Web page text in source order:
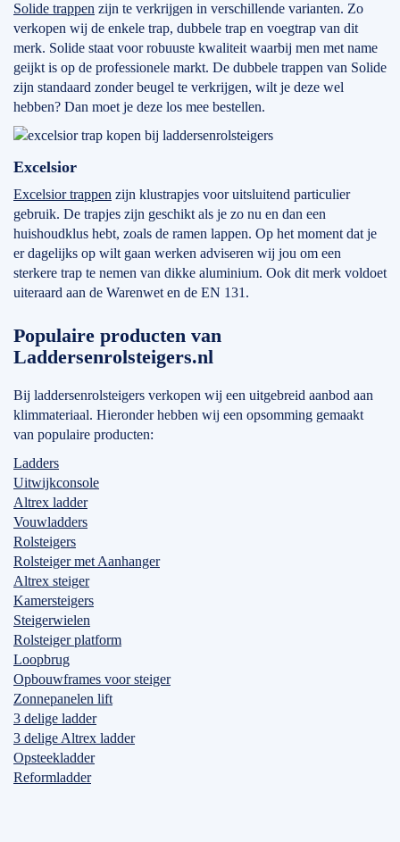
Solide trappen zijn te verkrijgen in verschillende varianten. Zo
verkopen wij de enkele trap, dubbele trap en voegtrap van dit
merk. Solide staat voor robuuste kwaliteit waarbij men met name
geijkt is op de professionele markt. De dubbele trappen van Solide
zijn standaard zonder beugel te verkrijgen, wilt je deze wel
hebben? Dan moet je deze los mee bestellen.
Excelsior
Excelsior trappen zijn klustrapjes voor uitsluitend particulier
gebruik. De trapjes zijn geschikt als je zo nu en dan een
huishoudklus hebt, zoals de ramen lappen. Op het moment dat je
er dagelijks op wilt gaan werken adviseren wij jou om een
sterkere trap te nemen van dikke aluminium. Ook dit merk voldoet
uiteraard aan de Warenwet en de EN 131.
Populaire producten van
Laddersenrolsteigers.nl
Bij laddersenrolsteigers verkopen wij een uitgebreid aanbod aan
klimmateriaal. Hieronder hebben wij een opsomming gemaakt
van populaire producten:
Ladders
Uitwijkconsole
Altrex ladder
Vouwladders
Rolsteigers
Rolsteiger met Aanhanger
Altrex steiger
Kamersteigers
Steigerwielen
Rolsteiger platform
Loopbrug
Opbouwframes voor steiger
Zonnepanelen lift
3 delige ladder
3 delige Altrex ladder
Opsteekladder
Reformladder